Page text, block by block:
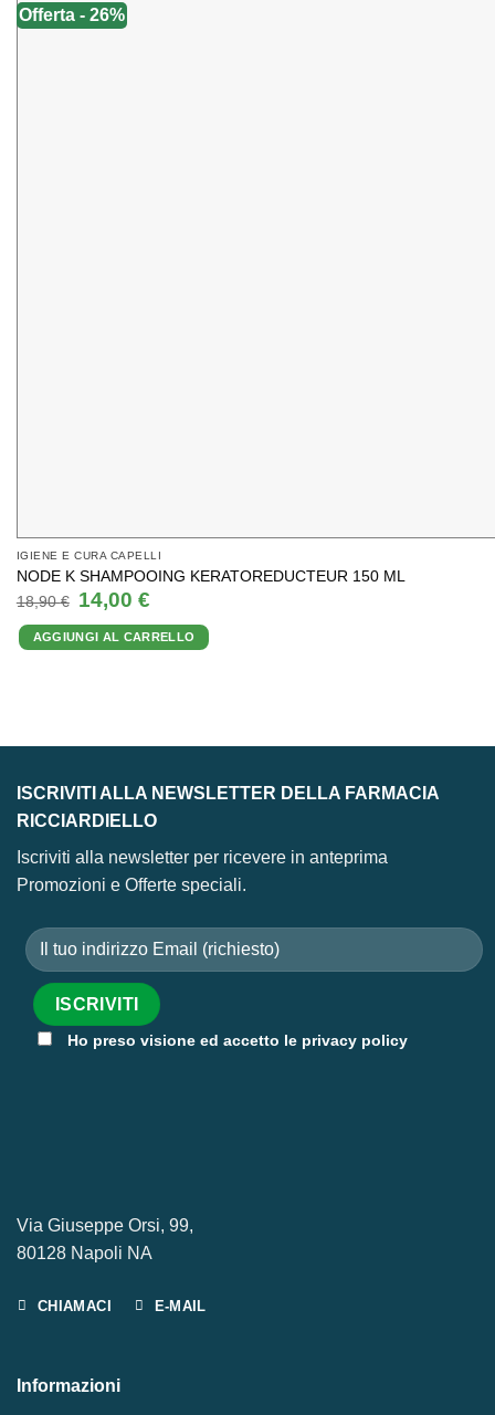
Offerta - 26%
IGIENE E CURA CAPELLI
NODE K SHAMPOOING KERATOREDUCTEUR 150 ML
18,90€
Il
prezzo
originale
era:
18,90 €.
14,00 €Il
prezzo
attuale
è:
14,00 €.
AGGIUNGI AL CARRELLO
ISCRIVITI ALLA NEWSLETTER DELLA FARMACIA
RICCIARDIELLO
Iscriviti alla newsletter per ricevere in anteprima
Promozioni e Offerte speciali.
Ho preso visione ed accetto le privacy policy
Via Giuseppe Orsi, 99,
80128 Napoli NA
CHIAMACI E-MAIL
Informazioni